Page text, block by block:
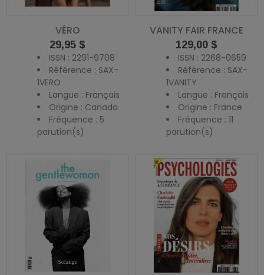
VÉRO
Prix
29,95 $
ISSN : 2291-9708
Référence : SAX-
1VERO
Langue : Français
Origine : Canada
Fréquence : 5
parution(s)
VANITY FAIR FRANCE
Prix
129,00 $
ISSN : 2268-0659
Référence : SAX-
1VANITY
Langue : Français
Origine : France
Fréquence : 11
parution(s)